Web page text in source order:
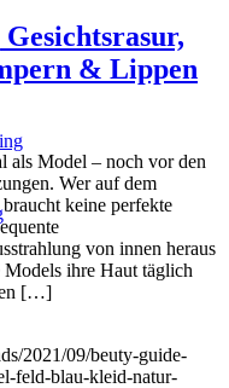
& Lippen
als Model – noch vor den
Wer auf dem
keine perfekte
von innen heraus
ihre Haut täglich
[…]
2021/09/beuty-guide-
feld-blau-kleid-natur-